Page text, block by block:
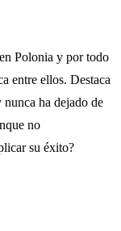
Polonia y por todo
entre ellos. Destaca
ha dejado de
no
su éxito?